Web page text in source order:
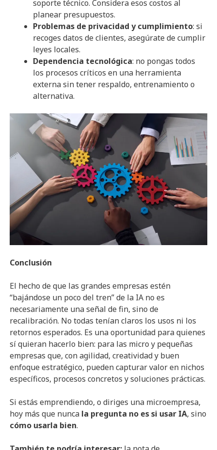
soporte técnico. Considera esos costos al
planear presupuestos.
Problemas de privacidad y cumplimiento: si
recoges datos de clientes, asegúrate de cumplir
leyes locales.
Dependencia tecnológica: no pongas todos
los procesos críticos en una herramienta
externa sin tener respaldo, entrenamiento o
alternativa.
Conclusión
El hecho de que las grandes empresas estén
“bajándose un poco del tren” de la IA no es
necesariamente una señal de fin, sino de
recalibración. No todas tenían claros los usos ni los
retornos esperados. Es una oportunidad para quienes
sí quieran hacerlo bien: para las micro y pequeñas
empresas que, con agilidad, creatividad y buen
enfoque estratégico, pueden capturar valor en nichos
específicos, procesos concretos y soluciones prácticas.
Si estás emprendiendo, o diriges una microempresa,
hoy más que nunca la pregunta no es si usar IA, sino
cómo usarla bien.